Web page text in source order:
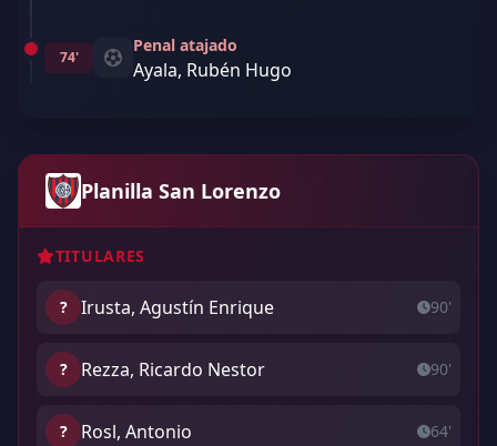
74'
Penal atajado
Ayala, Rubén Hugo
Planilla San Lorenzo
TITULARES
? Irusta, Agustín Enrique 90'
? Rezza, Ricardo Nestor 90'
? Rosl, Antonio 64'